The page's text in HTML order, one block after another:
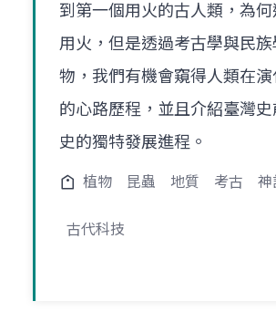
到第一個用火的古人類，為
用火，但是透過考古學與民族
物，我們有機會窺得人類在演
的心路歷程，並且介紹臺灣
史的獨特發展進程。
植物 昆蟲 地質 考古 神
古代科技